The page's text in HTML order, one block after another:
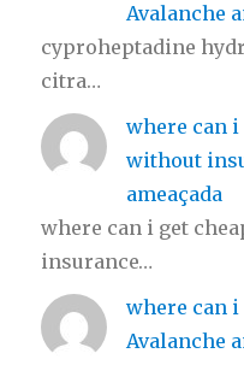
Avalanche
cyproheptadine
citra…
where can
without
ameaçada
where can i get
insurance…
where can
Avalanche